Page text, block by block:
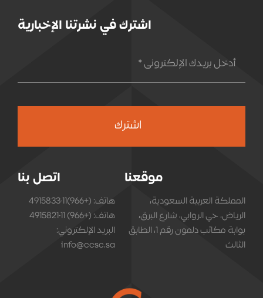
اشترك في نشرتنا الإخبارية
اشترك
موقعنا
المملكة العربية السعودية،
الرياض، حي الروابي، شارع البرق،
بوابة مكاتب دلمون رقم 1، الطابق
الثالث
اتصل بنا
هاتف: (+966)11-4915833
هاتف: (+966) 11-4915821
البريد الإلكتروني:
info@ccsc.sa